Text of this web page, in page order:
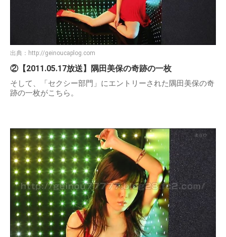
出典： http://geinoucaplog.com
②【2011.05.17放送】隅田美保の奇跡の一枚
そして、「セクシー部門」にエントリーされた隅田美保の奇
跡の一枚がこちら。